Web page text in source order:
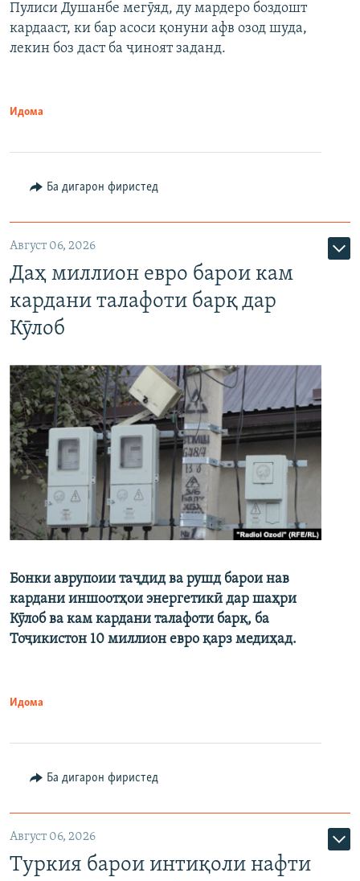
Пулиси Душанбе мегӯяд, ду мардеро боздошт
кардааст, ки бар асоси қонуни афв озод шуда,
лекин боз даст ба ҷиноят заданд.
Идома
Ба дигарон фиристед
Август 06, 2026
Даҳ миллион евро барои кам
кардани талафоти барқ дар
Кӯлоб
Бонки аврупоии таҷдид ва рушд барои нав
кардани иншоотҳои энергетикӣ дар шаҳри
Кӯлоб ва кам кардани талафоти барқ, ба
Тоҷикистон 10 миллион евро қарз медиҳад.
Идома
Ба дигарон фиристед
Август 06, 2026
Туркия барои интиқоли нафти